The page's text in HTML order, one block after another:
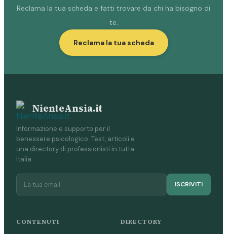
Reclama la tua scheda e fatti trovare da chi ha bisogno di
te.
Reclama la tua scheda
NienteAnsia.it
Informazione e supporto per il
benessere psicologico. Test, articoli e
una directory di professionisti in tutta
Italia.
ISCRIVITI
CONTENUTI DIRECTORY